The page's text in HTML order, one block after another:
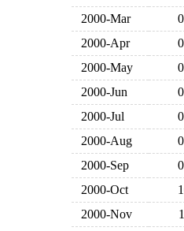
2000-Mar
2000-Apr
2000-May
2000-Jun
2000-Jul
2000-Aug
2000-Sep
2000-Oct
2000-Nov